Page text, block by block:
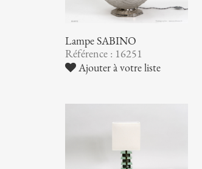
Lampe SABINO
Référence : 16251
Ajouter à votre liste